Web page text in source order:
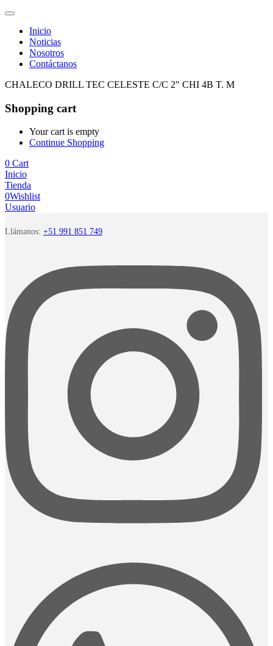
Inicio
Noticias
Nosotros
Contáctanos
CHALECO DRILL TEC CELESTE C/C 2″ CHI 4B T. M
Shopping cart
Your cart is empty
Continue Shopping
0 Cart
Inicio
Tienda
0Wishlist
Usuario
Llámanos: +51 991 851 749